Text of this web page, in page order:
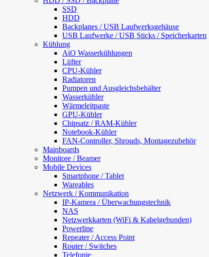
SSD
HDD
Backplanes / USB Laufwerksgehäuse
USB Laufwerke / USB Sticks / Speicherkarten
Kühlung
AiO Wasserkühlungen
Lüfter
CPU-Kühler
Radiatoren
Pumpen und Ausgleichsbehälter
Wasserkühler
Wärmeleitpaste
GPU-Kühler
Chipsatz / RAM-Kühler
Notebook-Kühler
FAN-Controller, Shrouds, Montagezubehör
Mainboards
Monitore / Beamer
Mobile Devices
Smartphone / Tablet
Wareables
Netzwerk / Kommunikation
IP-Kamera / Überwachungstechnik
NAS
Netzwerkkarten (WiFi & Kabelgebunden)
Powerline
Repeater / Access Point
Router / Switches
Telefonie